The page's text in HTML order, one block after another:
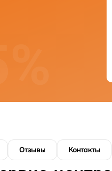
Отзывы Контакты